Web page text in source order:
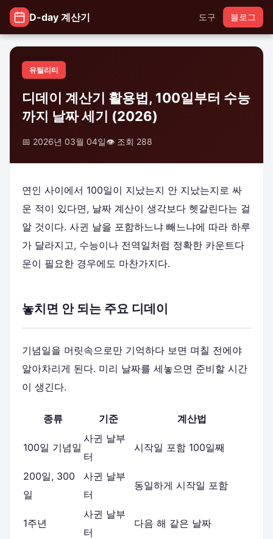
D-day 계산기 도구 블로그
유틸리티
디데이 계산기 활용법, 100일부터 수능
까지 날짜 세기 (2026)
📅 2026년 03월 04일👁️ 조회 288
연인 사이에서 100일이 지났는지 안 지났는지로 싸
운 적이 있다면, 날짜 계산이 생각보다 헷갈린다는 걸
알 것이다. 사귄 날을 포함하느냐 빼느냐에 따라 하루
가 달라지고, 수능이나 전역일처럼 정확한 카운트다
운이 필요한 경우에도 마찬가지다.
놓치면 안 되는 주요 디데이
기념일을 머릿속으로만 기억하다 보면 며칠 전에야
알아차리게 된다. 미리 날짜를 세놓으면 준비할 시간
이 생긴다.
종류 기준 계산법
100일 기념일
사귄 날부
터
시작일 포함 100일째
200일, 300
일
사귄 날부
터
동일하게 시작일 포함
1주년
사귄 날부
터
다음 해 같은 날짜